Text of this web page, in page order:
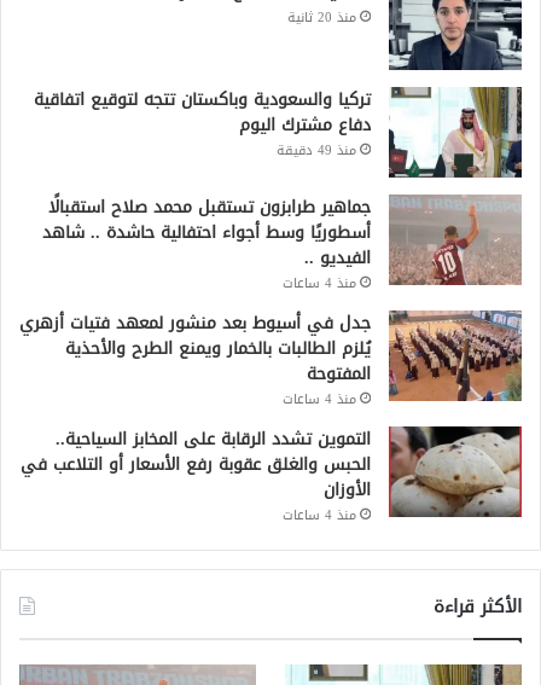
منذ 20 ثانية
تركيا والسعودية وباكستان تتجه لتوقيع اتفاقية
دفاع مشترك اليوم
منذ 49 دقيقة
جماهير طرابزون تستقبل محمد صلاح استقبالًا
أسطوريًا وسط أجواء احتفالية حاشدة .. شاهد
الفيديو ..
منذ 4 ساعات
جدل في أسيوط بعد منشور لمعهد فتيات أزهري
يُلزم الطالبات بالخمار ويمنع الطرح والأحذية
المفتوحة
منذ 4 ساعات
التموين تشدد الرقابة على المخابز السياحية..
الحبس والغلق عقوبة رفع الأسعار أو التلاعب في
الأوزان
منذ 4 ساعات
الأكثر قراءة